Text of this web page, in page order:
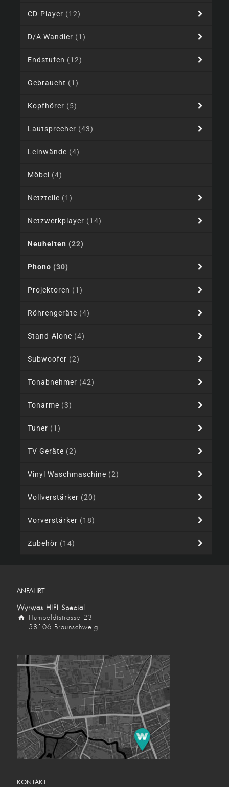
CD-Player (12)
D/A Wandler (1)
Endstufen (12)
Gebraucht (1)
Kopfhörer (5)
Lautsprecher (43)
Leinwände (4)
Möbel (4)
Netzteile (1)
Netzwerkplayer (14)
Neuheiten (22)
Phono (30)
Projektoren (1)
Röhrengeräte (4)
Stand-Alone (4)
Subwoofer (2)
Tonabnehmer (42)
Tonarme (3)
Tuner (1)
TV Geräte (2)
Vinyl Waschmaschine (2)
Vollverstärker (20)
Vorverstärker (18)
Zubehör (14)
ANFAHRT
Wyrwas HIFI Special
Humboldtstrasse 23
38106 Braunschweig
KONTAKT